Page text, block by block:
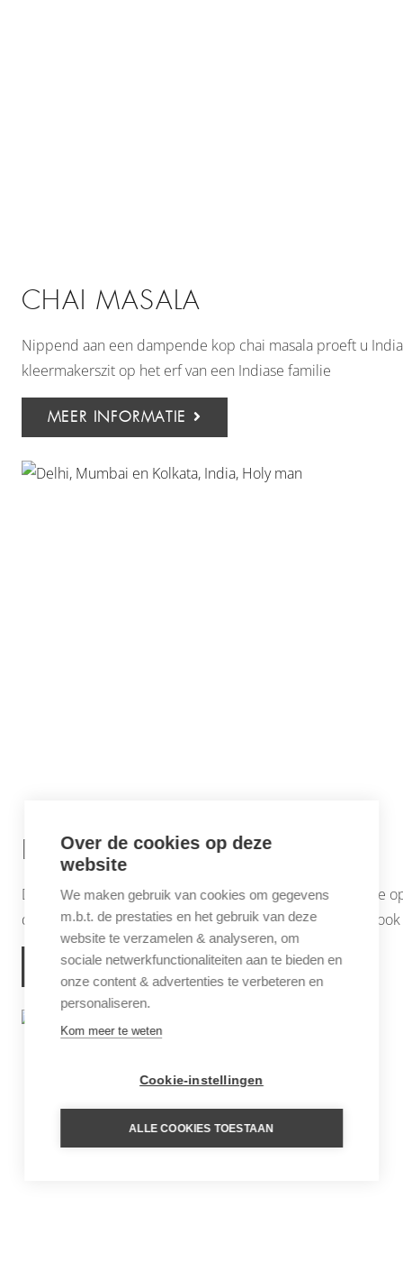
CHAI MASALA
Nippend aan een dampende kop chai masala proeft u
kleermakerszit op het erf van een Indiase familie
MEER INFORMATIE
DELHI, MUMBAI, KOLKATA
Delhi, Mumbai en Kolkata. Veel gebruikt als overstaphalte
dagen blijft hangen, ziet niet alleen de stad maar proeft
MEER INFORMATIE
Over de cookies op deze
website
We maken gebruik van cookies om gegevens
m.b.t. de prestaties en het gebruik van deze
website te verzamelen & analyseren, om
sociale netwerkfunctionaliteiten aan te bieden en
onze content & advertenties te verbeteren en
personaliseren.
Kom meer te weten
Cookie-instellingen
ALLE COOKIES TOESTAAN